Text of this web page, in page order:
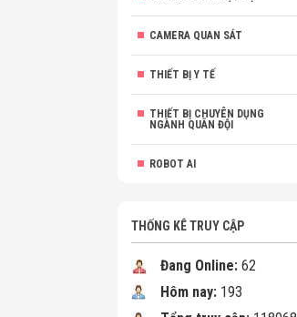
CAMERA QUAN SÁT
THIẾT BỊ Y TẾ
THIẾT BỊ CHUYÊN DỤNG
NGÀNH QUÂN ĐỘI
ROBOT AI
THỐNG KÊ TRUY CẬP
Đang Online: 62
Hôm nay: 193